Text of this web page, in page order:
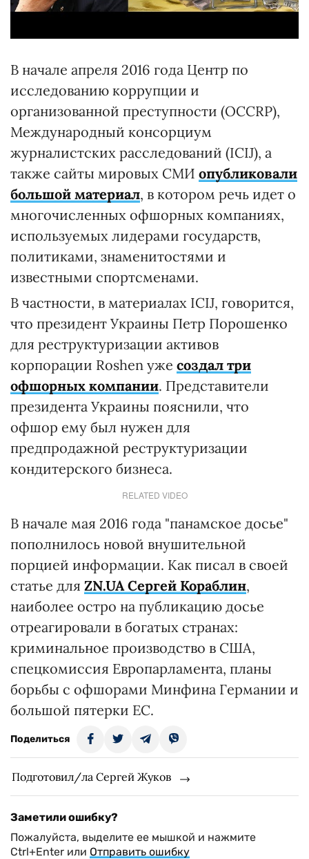
В начале апреля 2016 года Центр по
исследованию коррупции и
организованной преступности (OCCRP),
Международный консорциум
журналистских расследований (ICIJ), а
также сайты мировых СМИ опубликовали
большой материал, в котором речь идет о
многочисленных офшорных компаниях,
используемых лидерами государств,
политиками, знаменитостями и
известными спортсменами.
В частности, в материалах ICIJ, говорится,
что президент Украины Петр Порошенко
для реструктуризации активов
корпорации Roshen уже создал три
офшорных компании. Представители
президента Украины пояснили, что
офшор ему был нужен для
предпродажной реструктуризации
кондитерского бизнеса.
RELATED VIDEO
В начале мая 2016 года "панамское досье"
пополнилось новой внушительной
порцией информации. Как писал в своей
статье для ZN.UA Сергей Кораблин,
наиболее остро на публикацию досье
отреагировали в богатых странах:
криминальное производство в США,
спецкомиссия Европарламента, планы
борьбы с офшорами Минфина Германии и
большой пятерки ЕС.
Поделиться
Подготовил/ла Сергей Жуков
Заметили ошибку?
Пожалуйста, выделите ее мышкой и нажмите
Ctrl+Enter или Отправить ошибку